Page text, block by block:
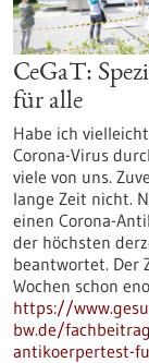
CeGaT:
für alle
Habe ich
Corona-Virus
viele von uns.
lange Zeit nicht.
einen Corona-
der höchsten
beantwortet. Der
Wochen schon
https://
bw.de/
antikoerpertest-